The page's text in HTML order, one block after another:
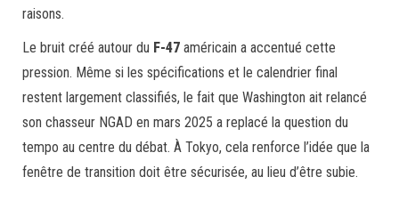
raisons.
Le bruit créé autour du F-47 américain a accentué cette
pression. Même si les spécifications et le calendrier final
restent largement classifiés, le fait que Washington ait relancé
son chasseur NGAD en mars 2025 a replacé la question du
tempo au centre du débat. À Tokyo, cela renforce l’idée que la
fenêtre de transition doit être sécurisée, au lieu d’être subie.